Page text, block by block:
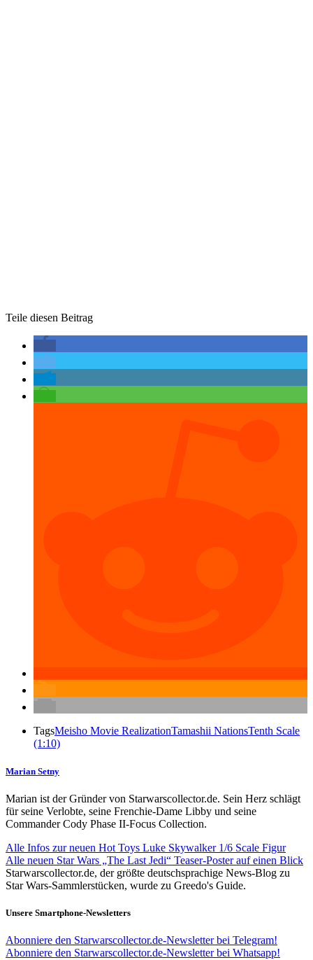
Teile diesen Beitrag
TagsMeisho Movie RealizationTamashii NationsTenth Scale
(1:10)
Marian Setny
Marian ist der Gründer von Starwarscollector.de. Sein Herz schlägt
für seine Verlobte, seine Frenchie-Dame Libby und seine
Commander Cody Phase II-Focus Collection.
Alle Infos zur neuen Hot Toys Luke Skywalker 1/6 Scale Figur
Alle neuen Star Wars „The Last Jedi“ Teaser-Poster auf einen Blick
Starwarscollector.de, der größte deutschsprachige News-Blog zu
Star Wars-Sammlerstücken, wurde zu Greedo's Guide.
Unsere Smartphone-Newsletters
Abonniere den Starwarscollector.de-Newsletter bei Telegram!
Abonniere den Starwarscollector.de-Newsletter bei Whatsapp!